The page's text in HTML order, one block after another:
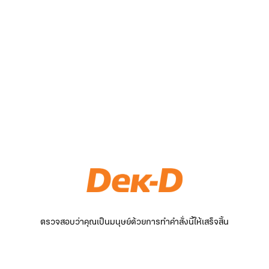
ตรวจสอบว่าคุณเป็นมนุษย์ด้วยการทำคำสั่งนี้ให้เสร็จสิ้น